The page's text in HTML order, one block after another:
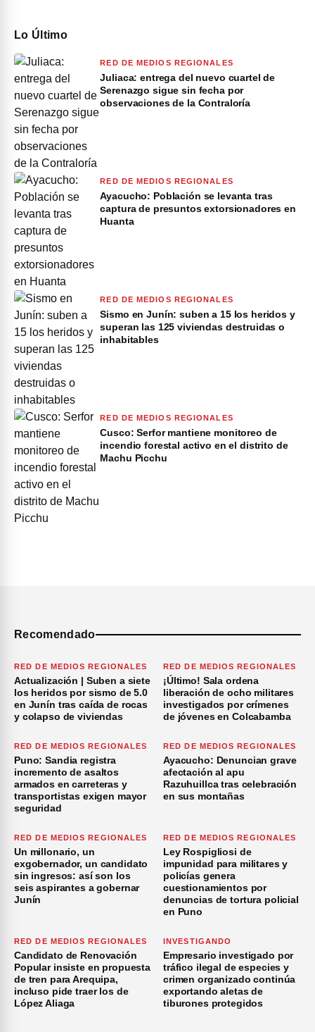
Lo Último
RED DE MEDIOS REGIONALES
Juliaca: entrega del nuevo cuartel de
Serenazgo sigue sin fecha por
observaciones de la Contraloría
RED DE MEDIOS REGIONALES
Ayacucho: Población se levanta tras
captura de presuntos extorsionadores en
Huanta
RED DE MEDIOS REGIONALES
Sismo en Junín: suben a 15 los heridos y
superan las 125 viviendas destruidas o
inhabitables
RED DE MEDIOS REGIONALES
Cusco: Serfor mantiene monitoreo de
incendio forestal activo en el distrito de
Machu Picchu
Recomendado
RED DE MEDIOS REGIONALES
Actualización | Suben a siete
los heridos por sismo de 5.0
en Junín tras caída de rocas
y colapso de viviendas
RED DE MEDIOS REGIONALES
¡Último! Sala ordena
liberación de ocho militares
investigados por crímenes
de jóvenes en Colcabamba
RED DE MEDIOS REGIONALES
Puno: Sandia registra
incremento de asaltos
armados en carreteras y
transportistas exigen mayor
seguridad
RED DE MEDIOS REGIONALES
Ayacucho: Denuncian grave
afectación al apu
Razuhuillca tras celebración
en sus montañas
RED DE MEDIOS REGIONALES
Un millonario, un
exgobernador, un candidato
sin ingresos: así son los
seis aspirantes a gobernar
Junín
RED DE MEDIOS REGIONALES
Ley Rospigliosi de
impunidad para militares y
policías genera
cuestionamientos por
denuncias de tortura policial
en Puno
RED DE MEDIOS REGIONALES
Candidato de Renovación
Popular insiste en propuesta
de tren para Arequipa,
incluso pide traer los de
López Aliaga
INVESTIGANDO
Empresario investigado por
tráfico ilegal de especies y
crimen organizado continúa
exportando aletas de
tiburones protegidos